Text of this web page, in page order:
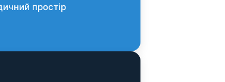
простір